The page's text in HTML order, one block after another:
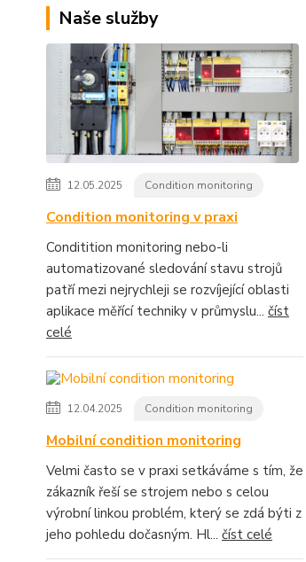
Naše služby
12.05.2025 Condition monitoring
Condition monitoring v praxi
Conditition monitoring nebo-li
automatizované sledování stavu strojů
patří mezi nejrychleji se rozvíjející oblasti
aplikace měřící techniky v průmyslu... číst
celé
12.04.2025 Condition monitoring
Mobilní condition monitoring
Velmi často se v praxi setkáváme s tím, že
zákazník řeší se strojem nebo s celou
výrobní linkou problém, který se zdá býti z
jeho pohledu dočasným. Hl... číst celé